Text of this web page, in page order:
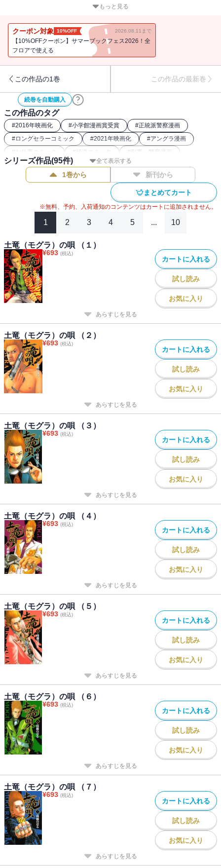
釈迦の不意打ちで始まった第一試合では、
説法と物理のW攻撃が玲二を襲う！
そして第二試合、両腕負傷の鐡山と
もっと見る
クーポン対象 10%OFF 2026.08.11まで
【10%OFFクーポン】サマーブックフェス2026！全
フロアで使える
この作品の1巻 この作品の最新巻
続巻を自動購入
この作品のタグ
#2016年映画化 #小学館漫画賞受賞 #正統派警察漫画
#ロングセラーコミック #2021年映画化 #アングラ漫画
# お仕事コミック # 極道コミック # 刑事・警察漫画
全て表示する
シリーズ作品(95件)
1巻から 新刊から
まとめてカート
※無料、予約、入荷通知のコンテンツはカートに追加されません。
1 2 3 4 5 ... 10
土竜（モグラ）の唄 （１）
¥693 (税込)
カートに入れる
試し読み
お気に入り
あらすじを見る
土竜（モグラ）の唄 （２）
¥693 (税込)
カートに入れる
試し読み
お気に入り
あらすじを見る
土竜（モグラ）の唄 （３）
¥693 (税込)
カートに入れる
試し読み
お気に入り
あらすじを見る
土竜（モグラ）の唄 （４）
¥693 (税込)
カートに入れる
試し読み
お気に入り
あらすじを見る
土竜（モグラ）の唄 （５）
¥693 (税込)
カートに入れる
試し読み
お気に入り
あらすじを見る
土竜（モグラ）の唄 （６）
¥693 (税込)
カートに入れる
試し読み
お気に入り
あらすじを見る
土竜（モグラ）の唄 （７）
¥693 (税込)
カートに入れる
試し読み
お気に入り
あらすじを見る